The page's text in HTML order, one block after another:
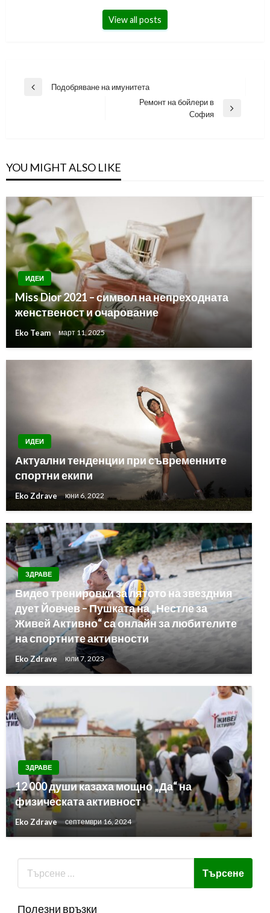
View all posts
Навигация
Previous
Подобряване на имунитета
Ремонт на бойлери в
София
YOU MIGHT ALSO LIKE
ИДЕИ
Miss Dior 2021 – символ на непреходната
женственост и очарование
Eko Team март 11, 2025
ИДЕИ
Актуални тенденции при съвременните
спортни екипи
Eko Zdrave юни 6, 2022
ЗДРАВЕ
Видео тренировки за лятото на звездния
дует Йовчев – Пушката на „Нестле за
Живей Активно“ са онлайн за любителите
на спортните активности
Eko Zdrave юли 7, 2023
ЗДРАВЕ
12 000 души казаха мощно „Да“ на
физическата активност
Eko Zdrave септември 16, 2024
Полезни връзки